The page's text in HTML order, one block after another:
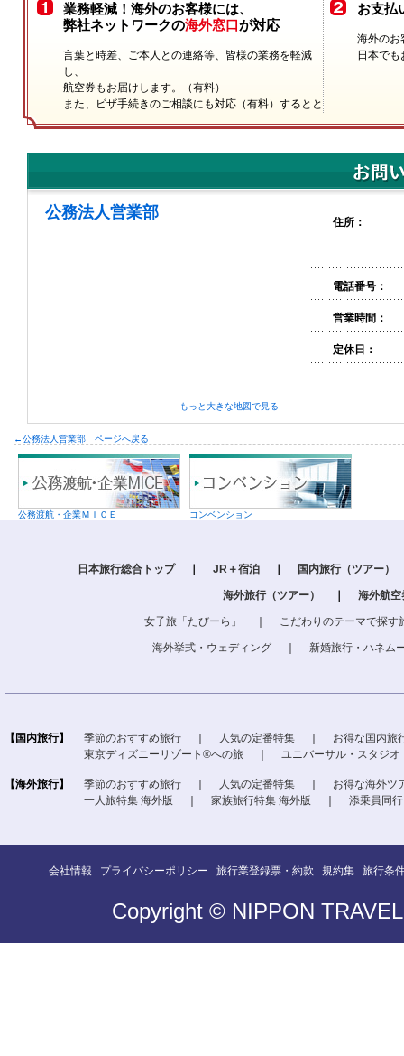
業務軽減！海外のお客様には、
弊社ネットワークの海外窓口が対応
言葉と時差、ご本人との連絡等、皆様の業務を軽減
し、
航空券もお届けします。（有料）
また、ビザ手続きのご相談にも対応（有料）するとと
お支払
海外のお
日本で
公務法人営業部
もっと大きな地図で見る
住所：
電話番号：
営業時間：
定休日：
←公務法人営業部 ページへ戻る
公務渡航・企業ＭＩＣＥ コンベンション
日本旅行総合トップ JR＋宿泊 国内旅行（ツアー）
海外旅行（ツアー） 海外航空
女子旅「たびーら」 こだわりのテーマで探す
海外挙式・ウェディング 新婚旅行・ハネム
【国内旅行】 季節のおすすめ旅行 人気の定番特集
お得な国内旅
東京ディズニーリゾート®への旅
ユニバーサル・スタジ
【海外旅行】 季節のおすすめ旅行 人気の定番特集
お得な海外ツ
一人旅特集 海外版
家族旅行特集 海外版 添乗員同
会社情報 プライバシーポリシー 旅行業登録票・約款 規約集 旅行条
Copyright © NIPPON